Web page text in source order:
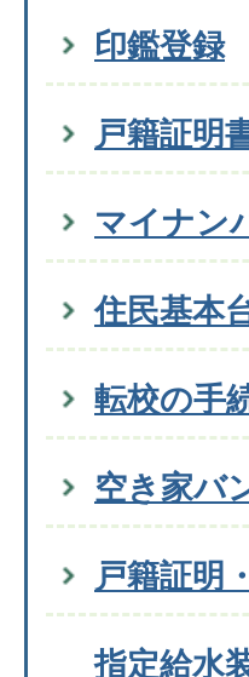
印鑑登録
戸籍証明
マイナン
住民基本
転校の手
空き家バ
戸籍証明
指定給水